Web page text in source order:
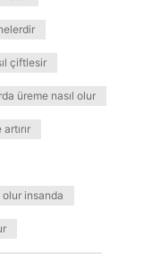
çiftlesir
üreme nasıl olur
olur insanda